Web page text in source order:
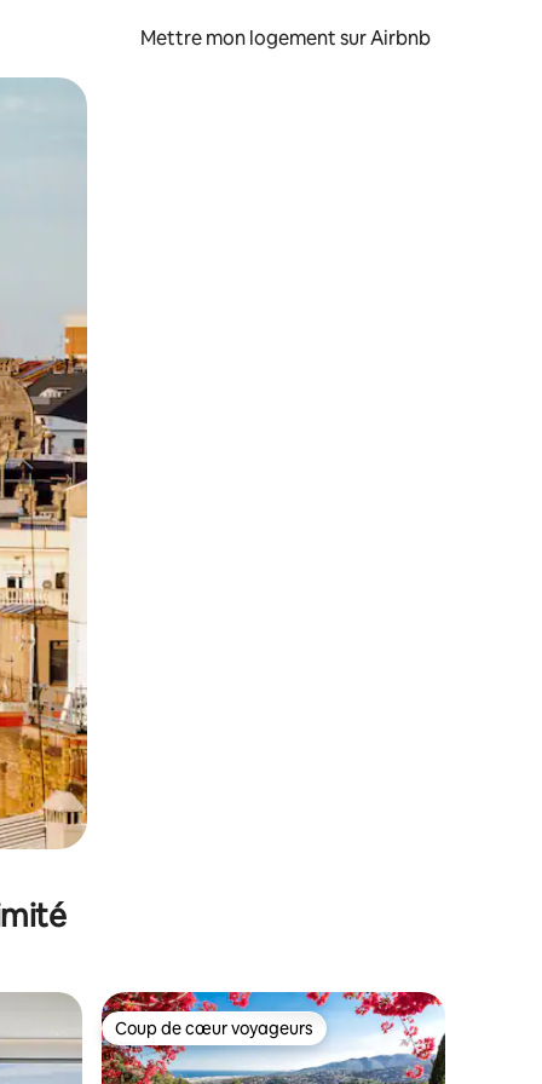
Mettre mon logement sur Airbnb
glisser.
Coup de cœur voyageurs
Coup de cœur voyageurs